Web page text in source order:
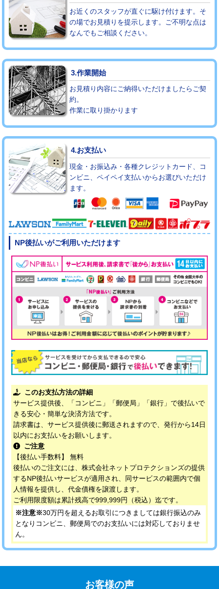
廃棄・処分 現場見積
※給水管工事は20mmまでの価格です。
お近くのスタッフが直ぐに駆け付けます。そ
の場でお見積りを提示します。ご不明な点は
なんでもご相談ください。
3.作業開始
お見積り内容にご納得いただけましたらご契
約。
作業に取り掛かります
4.お支払い
現金・お振込み・各種クレジットカード、コ
ンビニ、ペイペイ支払いからお選びいただけ
ます。
NP後払いがご利用いただけます
このお支払方法の詳細
サービス提供後、「コンビニ」「郵便局」「銀行」で後払いで
きる安心・簡単な決済方法です。
請求書は、サービス提供後に郵送されますので、発行から14日
以内にお支払いをお願いします。
ご注意
【後払い手数料】 無料
後払いのご注文には、株式会社ネットプロテクションズの提供
するNP後払いサービスが適用され、同サービスの範囲内で個
人情報を提供し、代金債権を譲渡します。
ご利用限度額は累計残高で999,999円（税込）迄です。
※注意※30万円を超えるお取引につきましては銀行振込のみ
となりコンビニ、郵便局でのお支払いには対応しておりませ
ん。
お客様の声